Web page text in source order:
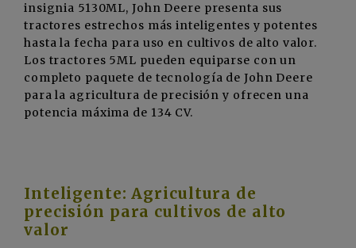
insignia 5130ML, John Deere presenta sus
tractores estrechos más inteligentes y potentes
hasta la fecha para uso en cultivos de alto valor.
Los tractores 5ML pueden equiparse con un
completo paquete de tecnología de John Deere
para la agricultura de precisión y ofrecen una
potencia máxima de 134 CV.
Inteligente: Agricultura de
precisión para cultivos de alto
valor